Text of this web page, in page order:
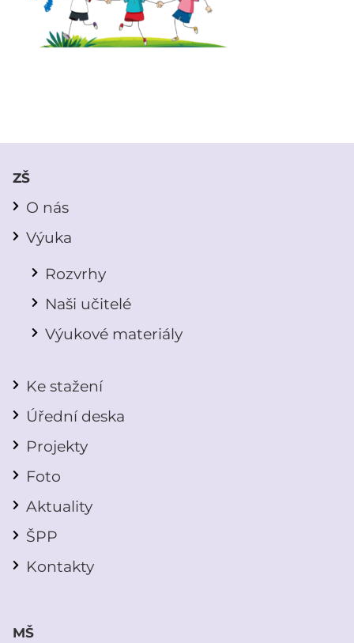
ZŠ
O nás
Výuka
Rozvrhy
Naši učitelé
Výukové materiály
Ke stažení
Úřední deska
Projekty
Foto
Aktuality
ŠPP
Kontakty
MŠ